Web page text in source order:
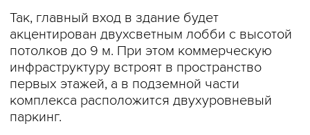
Так, главный вход в здание будет
акцентирован двухсветным лобби с высотой
потолков до 9 м. При этом коммерческую
инфраструктуру встроят в пространство
первых этажей, а в подземной части
комплекса расположится двухуровневый
паркинг.